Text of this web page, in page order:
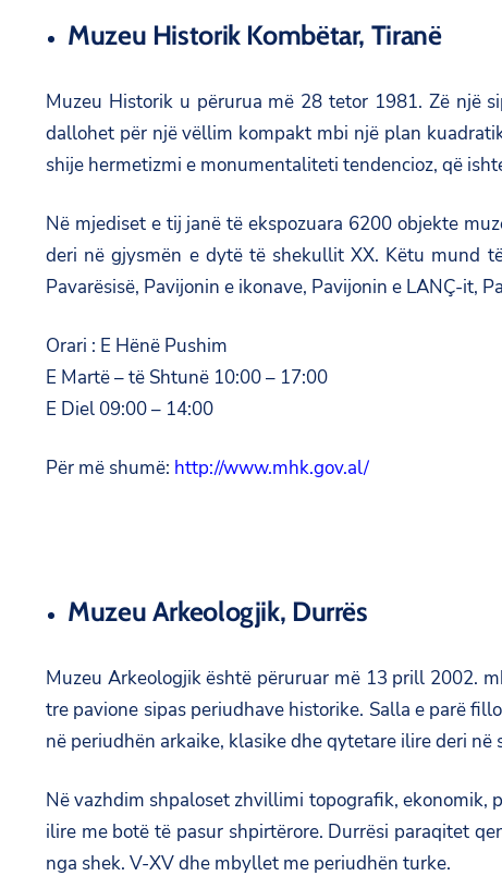
Muzeu Historik Kombëtar, Tiranë
Muzeu Historik u përurua më 28 tetor 1981. Zë një
dallohet për një vëllim kompakt mbi një plan
shije hermetizmi e monumentaliteti tendencioz, që
Në mjediset e tij janë të ekspozuara 6200 objekte
deri në gjysmën e dytë të shekullit XX. Këtu mund
Pavarësisë, Pavijonin e ikonave, Pavijonin e LANÇ-it,
Orari : E Hënë Pushim
E Martë – të Shtunë 10:00 – 17:00
E Diel 09:00 – 14:00
Për më shumë: http://www.mhk.gov.al/
Muzeu Arkeologjik, Durrës
Muzeu Arkeologjik është përuruar më 13 prill 2002.
tre pavione sipas periudhave historike. Salla e parë
në periudhën arkaike, klasike dhe qytetare ilire deri në
Në vazhdim shpaloset zhvillimi topografik,
ilire me botë të pasur shpirtërore. Durrësi paraqitet
nga shek. V-XV dhe mbyllet me periudhën turke.